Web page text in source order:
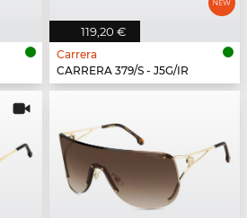
119,20 €
Carrera
CARRERA 379/S - J5G/IR